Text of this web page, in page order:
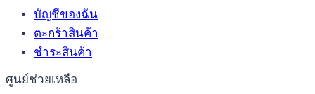
บัญชีของฉัน
ตะกร้าสินค้า
ชำระสินค้า
ศูนย์ช่วยเหลือ